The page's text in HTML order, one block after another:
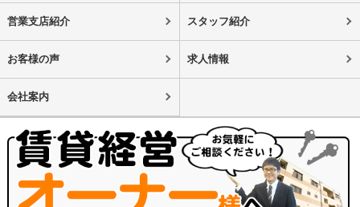
営業支店紹介 スタッフ紹介
お客様の声 求人情報
会社案内